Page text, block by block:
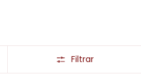
Filtrar